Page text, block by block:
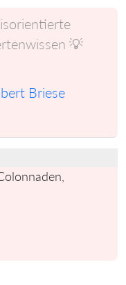
💡
Briese